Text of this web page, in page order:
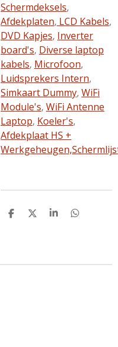
Schermdeksels,
Afdekplaten, LCD Kabels,
DVD Kapjes, Inverter
board's, Diverse laptop
kabels, Microfoon,
Luidsprekers Intern,
Simkaart Dummy, WiFi
Module's, WiFi Antenne
Laptop, Koeler's,
Afdekplaat HS +
Werkgeheugen,
D
D
S
D